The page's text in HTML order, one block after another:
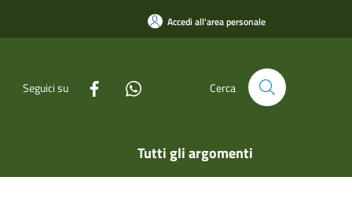
Accedi all'area personale
Seguici su Cerca
Tutti gli argomenti